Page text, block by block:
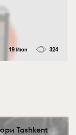
19 Июн 324
Tashkent